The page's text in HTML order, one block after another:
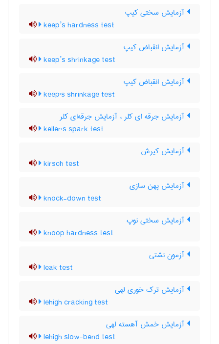
آزمایش سختی کیپ
keep’s hardness test
آزمایش انقباض کیپ
keep’s shrinkage test
آزمایش انقباض کیپ
keep's shrinkage test
آزمایش جرقه ای کلر ، آزمایش جرقه‌ای کلر
keller's spark test
آزمایش کیرش
kirsch test
آزمایش پهن سازی
knock-down test
آزمایش سختی نوپ
knoop hardness test
آزمون نشتی
leak test
آزمایش ترک خوری لهی
lehigh cracking test
آزمایش خمش آهسته لهی
lehigh slow-bend test